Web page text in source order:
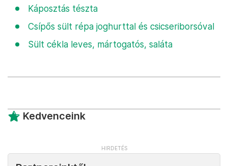
Káposztás tészta
Csípős sült répa joghurttal és csicseriborsóval
Sült cékla leves, mártogatós, saláta
Kedvenceink